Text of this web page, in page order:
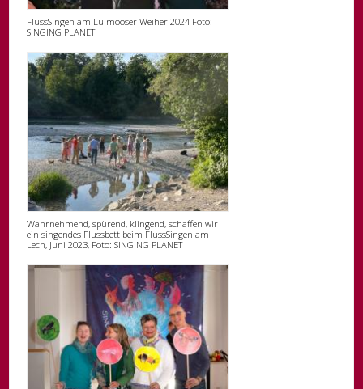
FlussSingen am Luimooser Weiher 2024 Foto:
SINGING PLANET
Wahrnehmend, spürend, klingend, schaffen wir
ein singendes Flussbett beim FlussSingen am
Lech, Juni 2023, Foto: SINGING PLANET